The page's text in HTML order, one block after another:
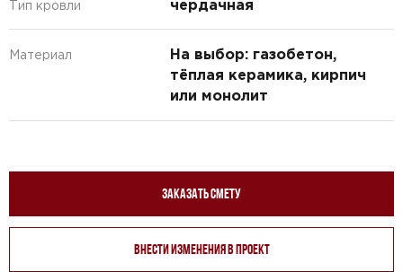
Тип кровли чердачная
Материал
На выбор: газобетон,
тёплая керамика, кирпич
или монолит
Заказать смету
Внести изменения в проект